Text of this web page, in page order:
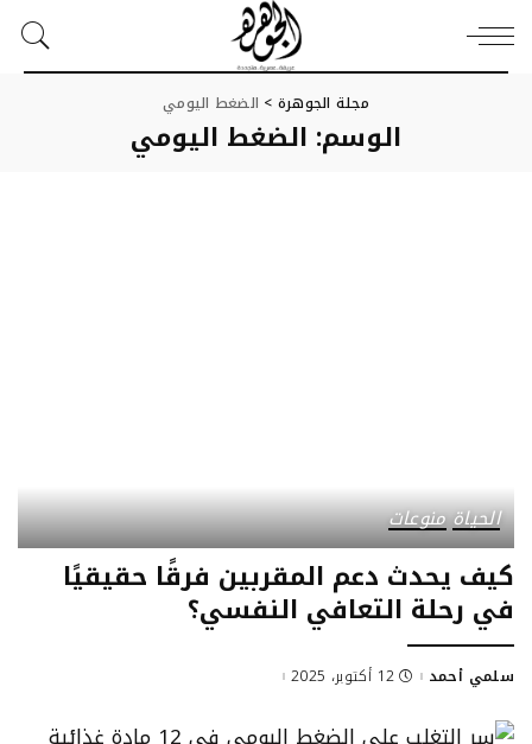
مجلة الجوهرة > الضغط اليومي
الوسم: الضغط اليومي
الحياةمنوعات
كيف يحدث دعم المقربين فرقًا حقيقيًا
في رحلة التعافي النفسي؟
Posted
سلمي أحمد 12 أكتوبر، 2025